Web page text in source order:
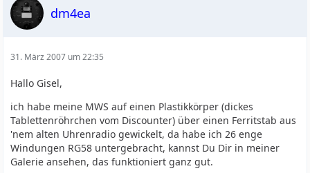
dm4ea
31. März 2007 um 22:35
Hallo Gisel,
ich habe meine MWS auf einen Plastikkörper (dickes
Tablettenröhrchen vom Discounter) über einen Ferritstab aus
'nem alten Uhrenradio gewickelt, da habe ich 26 enge
Windungen RG58 untergebracht, kannst Du Dir in meiner
Galerie ansehen, das funktioniert ganz gut.